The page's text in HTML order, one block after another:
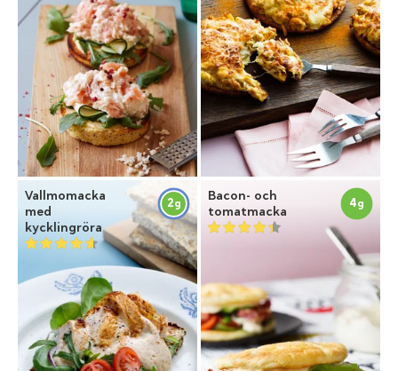
Vallmomacka
med
kycklingröra
2g
Bacon- och
tomatmacka
4g